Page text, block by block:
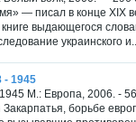
— писал в конце XIX
выдающегося
украинского и...
- 1945
М.: Европа, 2006. -
борьбе